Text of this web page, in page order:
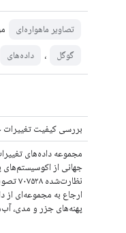
تصاویر ماهواره‌ای
گوگل ، داده‌های
بررسی کیفیت تغییرات
مجموعه داده‌های
جهانی از
ارجاع به مجموعه‌ای از
پهنه‌های جزر و مدی،